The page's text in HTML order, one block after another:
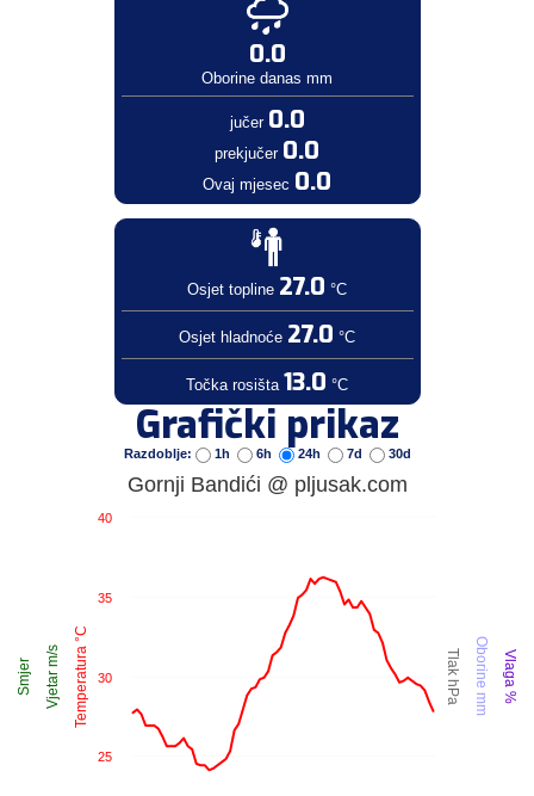
0.0
Oborine danas mm
jučer 0.0
prekjučer 0.0
Ovaj mjesec 0.0
Osjet topline 27.0 °C
Osjet hladnoće 27.0 °C
Točka rosišta 13.0 °C
Grafički prikaz
Razdoblje: 1h 6h 24h 7d 30d
Temperatura °C
Vjetar m/s Tlak hPa Oborine mm Vlaga %
Smjer
Gornji Bandići @ pljusak.com
25
30
35
40